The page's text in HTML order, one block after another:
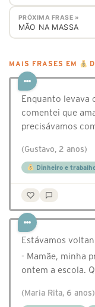
PRÓXIMA FRASE »
MÃO NA MASSA
MAIS FRASES EM
Enquanto levava
comentei que
precisávamos
(Gustavo, 2 anos)
Dinheiro e
Estávamos
- Mamãe, minha
ontem a escola.
(Maria Rita, 6 anos)